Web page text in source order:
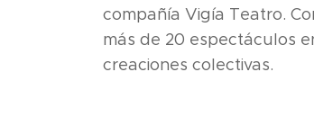
compañía Vigía Teatro.
más de 20 espectáculos
creaciones colectivas.